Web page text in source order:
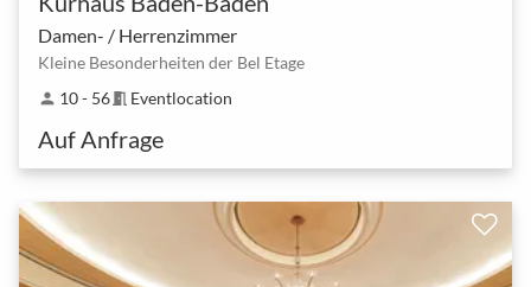
Damen- / Herrenzimmer
Kleine Besonderheiten der Bel Etage
person 10 - 56meeting_room Eventlocation
Auf Anfrage